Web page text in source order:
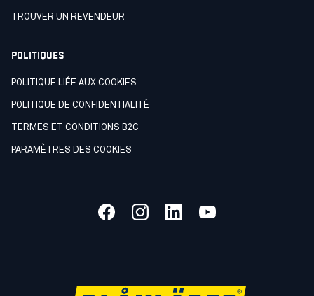
TROUVER UN REVENDEUR
POLITIQUES
POLITIQUE LIÉE AUX COOKIES
POLITIQUE DE CONFIDENTIALITÉ
TERMES ET CONDITIONS B2C
PARAMÈTRES DES COOKIES